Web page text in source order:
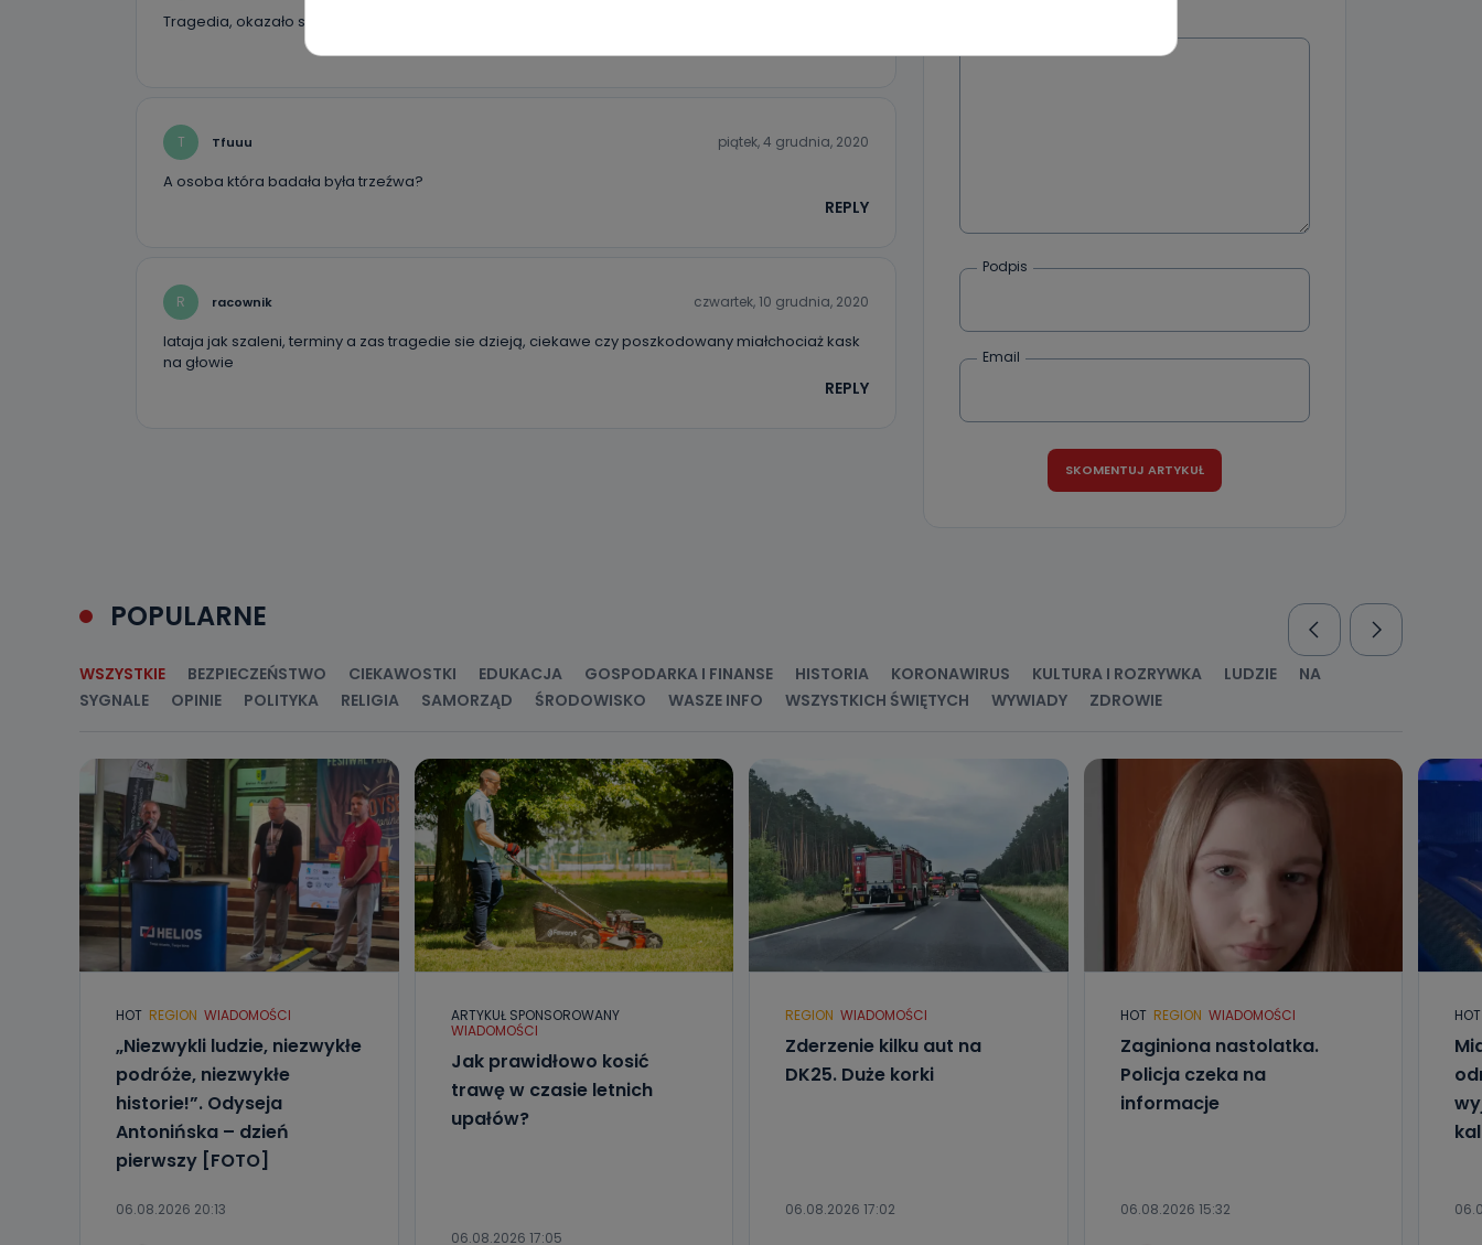
wykorzystywane w procesach zautomatyzowanego profilowania.
Co mogą Państwo zrobić z przekazanymi nam danymi?
Telewizji Kablowa Pro-Art z siedzibą w miejscowości Ostrów Wielkopolski (63-400) przy ul. Wolności
ich sprostowania, usunięcia danych, ograniczenia ich przetwarzania oraz prawo wniesienia
Do kiedy Państwa dane osobowe będą przechowywane?
Tragedia, okazało się, że był trzeźwy! Tak napisane jakby piszący był zawiedziony tym faktem
T Tfuuu piątek, 4 grudnia, 2020
A osoba która badała była trzeźwa?
REPLY
R racownik czwartek, 10 grudnia, 2020
lataja jak szaleni, terminy a zas tragedie sie dzieją, ciekawe czy poszkodowany miałchociaż kask
na głowie
REPLY
Podpis
Email
POPULARNE
WSZYSTKIE BEZPIECZEŃSTWO CIEKAWOSTKI EDUKACJA GOSPODARKA I FINANSE HISTORIA KORONAWIRUS KULTURA I ROZRYWKA LUDZIE
NA
SYGNALE
OPINIE POLITYKA RELIGIA SAMORZĄD ŚRODOWISKO WASZE INFO WSZYSTKICH ŚWIĘTYCH WYWIADY ZDROWIE
HOT REGION WIADOMOŚCI
„Niezwykli ludzie, niezwykłe
podróże, niezwykłe
historie!”. Odyseja
Antonińska – dzień
pierwszy [FOTO]
06.08.2026 20:13
ARTYKUŁ SPONSOROWANY
WIADOMOŚCI
Jak prawidłowo kosić
trawę w czasie letnich
upałów?
06.08.2026 17:05
REGION WIADOMOŚCI
Zderzenie kilku aut na
DK25. Duże korki
06.08.2026 17:02
HOT REGION WIADOMOŚCI
Zaginiona nastolatka.
Policja czeka na
informacje
06.08.2026 15:32
HOT